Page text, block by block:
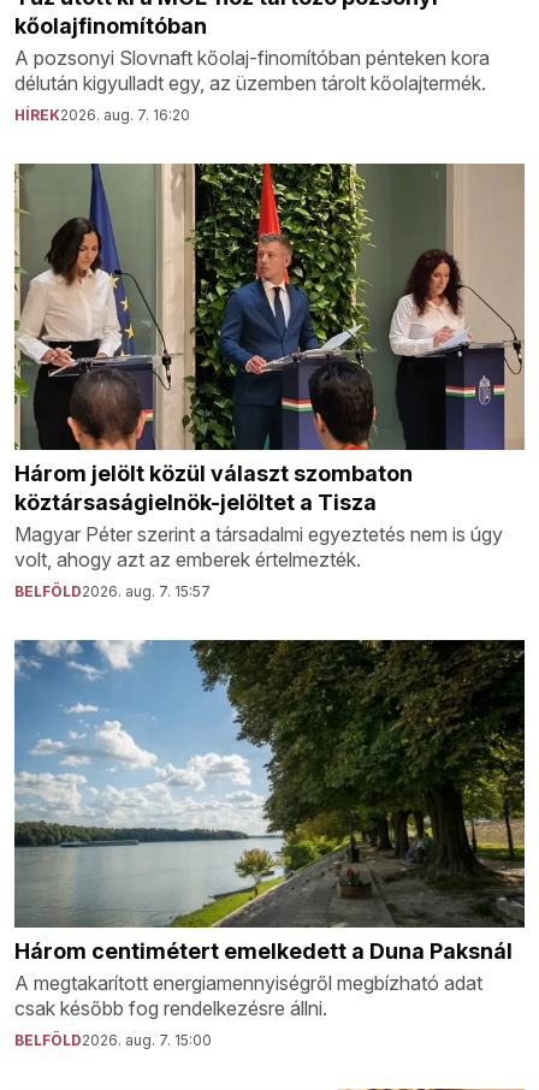
kőolajfinomítóban
A pozsonyi Slovnaft kőolaj-finomítóban pénteken kora
délután kigyulladt egy, az üzemben tárolt kőolajtermék.
HÍREK2026. aug. 7. 16:20
Három jelölt közül választ szombaton
köztársaságielnök-jelöltet a Tisza
Magyar Péter szerint a társadalmi egyeztetés nem is úgy
volt, ahogy azt az emberek értelmezték.
BELFÖLD2026. aug. 7. 15:57
Három centimétert emelkedett a Duna Paksnál
A megtakarított energiamennyiségről megbízható adat
csak később fog rendelkezésre állni.
BELFÖLD2026. aug. 7. 15:00